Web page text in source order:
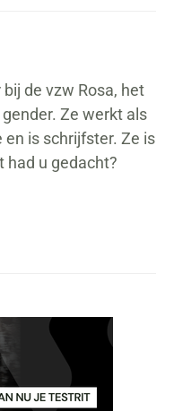
de vzw Rosa, het
Ze werkt als
is schrijfster. Ze is
had u gedacht?